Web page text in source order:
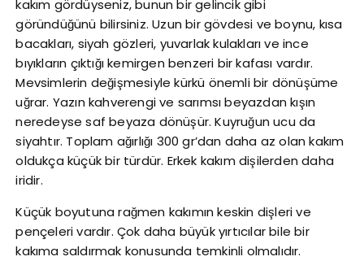
kakım gördüyseniz, bunun bir gelincik gibi
göründüğünü bilirsiniz. Uzun bir gövdesi ve boynu, kısa
bacakları, siyah gözleri, yuvarlak kulakları ve ince
bıyıkların çıktığı kemirgen benzeri bir kafası vardır.
Mevsimlerin değişmesiyle kürkü önemli bir dönüşüme
uğrar. Yazın kahverengi ve sarımsı beyazdan kışın
neredeyse saf beyaza dönüşür. Kuyruğun ucu da
siyahtır. Toplam ağırlığı 300 gr’dan daha az olan kakım
oldukça küçük bir türdür. Erkek kakım dişilerden daha
iridir.
Küçük boyutuna rağmen kakımın keskin dişleri ve
pençeleri vardır. Çok daha büyük yırtıcılar bile bir
kakıma saldırmak konusunda temkinli olmalıdır.